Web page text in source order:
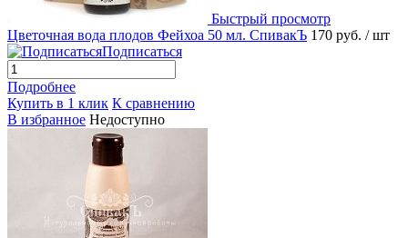
Быстрый просмотр
Цветочная вода плодов Фейхоа 50 мл. СпивакЪ 170 руб. / шт
Подписаться
Подробнее
Купить в 1 клик К сравнению
В избранное Недоступно